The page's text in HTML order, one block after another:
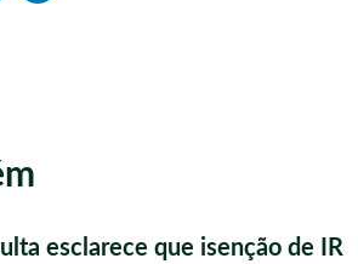
esclarece que isenção de IR